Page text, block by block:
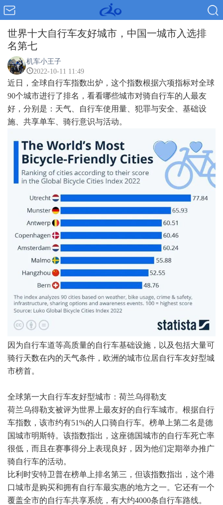
世界十大自行车友好城市，中国一城市入选排
名第七
机车小王子
2022-10-11 11:49
近日，全球自行车指数出炉，这个指数根据六项指标对全球
90个城市进行了排名，看看哪些城市对骑自行车的人最友
好，分别是：天气、自行车使用量、犯罪与安全、基础设
施、共享单车、骑行意识与活动。
因为自行车道等高质量的自行车基础设施，以及包括大量可
骑行天数在内的天气条件，欧洲的城市位居自行车友好型城
市榜首。
全球第一大自行车友好型城市：荷兰乌得勒支
荷兰乌得勒支被评为世界上最友好的自行车城市。根据自行
车指数，该市约有51%的人口骑自行车。榜单上第二名是德
国城市明斯特。该指数指出，这座德国城市的自行车死亡率
很低，而且在赛事得分上表现良好，因为他们定期举办推广
骑自行车的活动。
比利时安特卫普在榜单上排名第三，但该指数指出，这个港
口城市是购买和拥有自行车最实惠的地方之一。它还有一个
覆盖全市的自行车共享系统，有大约4000条自行车路线。